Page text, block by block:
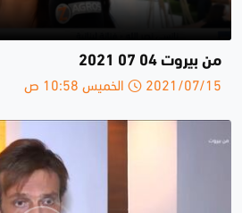
من بيروت 04 07 2021
2021/07/15 الخميس 10:58 ص